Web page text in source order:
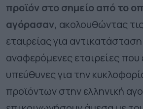
προϊόν στο σημείο από το
αγόρασαν, ακολουθώντας
εταιρείας για
αναφερόμενες εταιρείες που
υπεύθυνες για την
προϊόντων στην ελληνική